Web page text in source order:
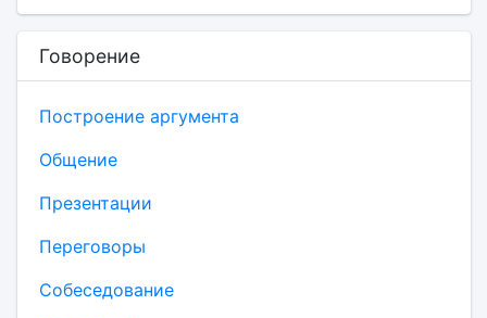
Говорение
Построение аргумента
Общение
Презентации
Переговоры
Собеседование